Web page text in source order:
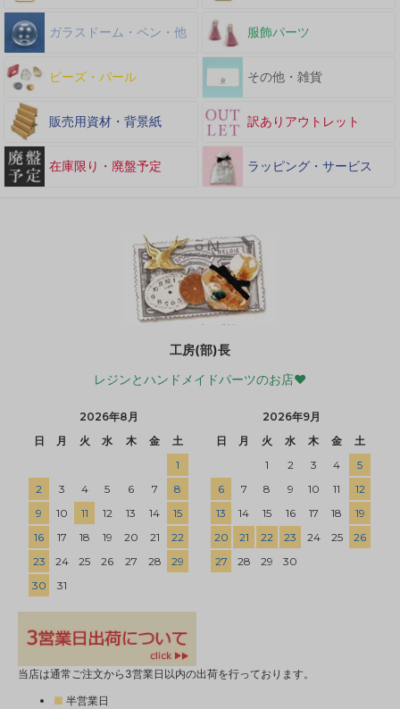
ガラスドーム・ペン・他 服飾パーツ
ビーズ・パール その他・雑貨
販売用資材・背景紙 訳ありアウトレット
在庫限り・廃盤予定 ラッピング・サービス
工房(部)長
レジンとハンドメイドパーツのお店♥
2026年8月
日
月 火 水 木 金
土
1
2
3 4 5 6 7
8
9
10 11 12 13 14
15
16
17 18 19 20 21
22
23
24 25 26 27 28
29
30
31
2026年9月
日
月 火 水 木 金
土
1
2 3 4
5
6
7 8 9 10 11
12
13
14 15 16 17 18
19
20
21 22 23 24 25
26
27
28 29 30
当店は通常ご注文から3営業日以内の出荷を行っております。
■ 半営業日